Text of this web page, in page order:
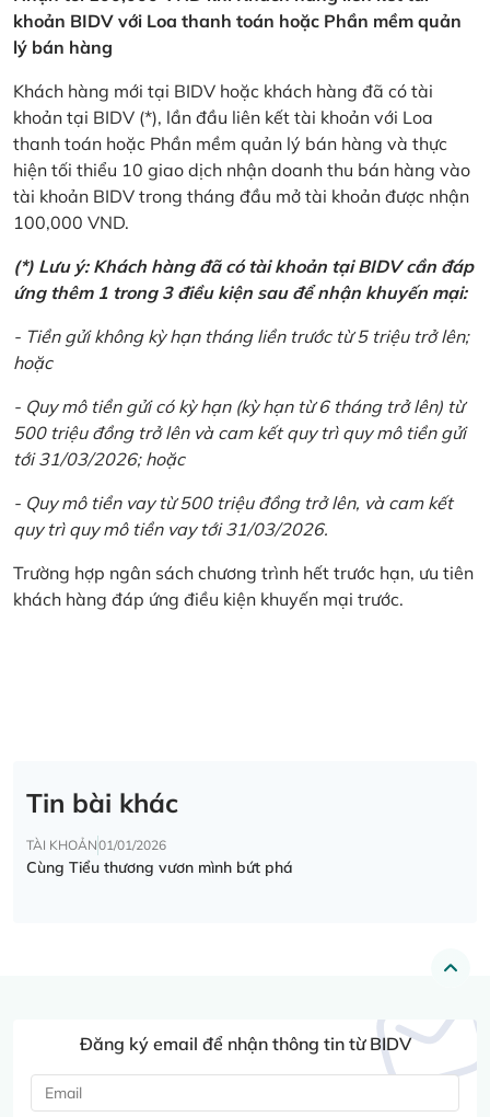
khoản BIDV với Loa thanh toán hoặc Phần mềm quản
lý bán hàng
Khách hàng mới tại BIDV hoặc khách hàng đã có tài
khoản tại BIDV (*), lần đầu liên kết tài khoản với Loa
thanh toán hoặc Phần mềm quản lý bán hàng và thực
hiện tối thiểu 10 giao dịch nhận doanh thu bán hàng vào
tài khoản BIDV trong tháng đầu mở tài khoản được nhận
100,000 VND.
(*) Lưu ý: Khách hàng đã có tài khoản tại BIDV cần đáp
ứng thêm 1 trong 3 điều kiện sau để nhận khuyến mại:
- Tiền gửi không kỳ hạn tháng liền trước từ 5 triệu trở lên;
hoặc
- Quy mô tiền gửi có kỳ hạn (kỳ hạn từ 6 tháng trở lên) từ
500 triệu đồng trở lên và cam kết quy trì quy mô tiền gửi
tới 31/03/2026; hoặc
- Quy mô tiền vay từ 500 triệu đồng trở lên, và cam kết
quy trì quy mô tiền vay tới 31/03/2026.
Trường hợp ngân sách chương trình hết trước hạn, ưu tiên
khách hàng đáp ứng điều kiện khuyến mại trước.
Tin bài khác
TÀI KHOẢN01/01/2026
Cùng Tiểu thương vươn mình bứt phá
Đăng ký email để nhận thông tin từ BIDV